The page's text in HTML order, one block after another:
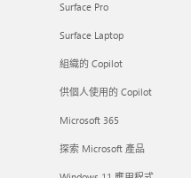
Surface Pro
Surface Laptop
組織的 Copilot
供個人使用的 Copilot
Microsoft 365
探索 Microsoft 產品